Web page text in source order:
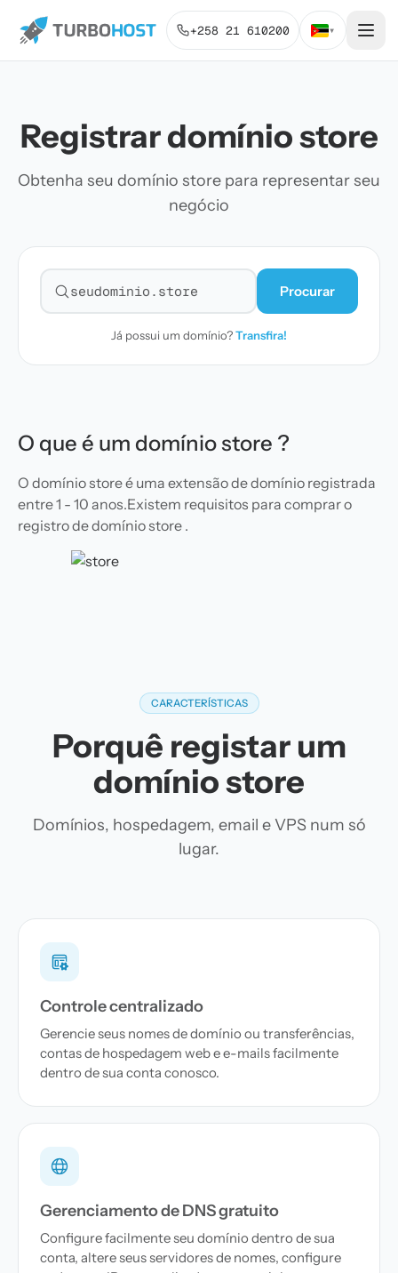
+258 21 610200 ▾
Registrar domínio store
Obtenha seu domínio store para representar seu
negócio
Pesquisar domínio
Procurar
Já possui um domínio?Transfira!
O que é um domínio store ?
O domínio store é uma extensão de domínio registrada
entre 1 - 10 anos.Existem requisitos para comprar o
registro de domínio store .
CARACTERÍSTICAS
Porquê registar um
domínio store
Domínios, hospedagem, email e VPS num só
lugar.
Controle centralizado
Gerencie seus nomes de domínio ou transferências,
contas de hospedagem web e e-mails facilmente
dentro de sua conta conosco.
Gerenciamento de DNS gratuito
Configure facilmente seu domínio dentro de sua
conta, altere seus servidores de nomes, configure